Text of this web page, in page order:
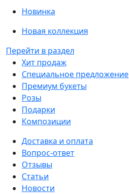
Новинка
Новая коллекция
Перейти в раздел
Хит продаж
Специальное предложение
Премиум букеты
Розы
Подарки
Композиции
Доставка и оплата
Вопрос-ответ
Отзывы
Статьи
Новости